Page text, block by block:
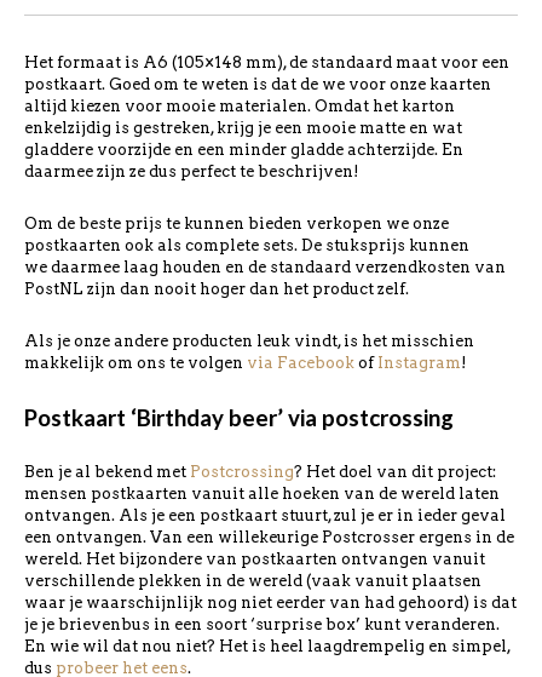
Het formaat is A6 (105×148 mm), de standaard maat voor een
postkaart. Goed om te weten is dat de we voor onze kaarten
altijd kiezen voor mooie materialen. Omdat het karton
enkelzijdig is gestreken, krijg je een mooie matte en wat
gladdere voorzijde en een minder gladde achterzijde. En
daarmee zijn ze dus perfect te beschrijven!
Om de beste prijs te kunnen bieden verkopen we onze
postkaarten ook als complete sets. De stuksprijs kunnen
we daarmee laag houden en de standaard verzendkosten van
PostNL zijn dan nooit hoger dan het product zelf.
Als je onze andere producten leuk vindt, is het misschien
makkelijk om ons te volgen via Facebook of Instagram !
Postkaart ‘Birthday beer’ via postcrossing
Ben je al bekend met Postcrossing? Het doel van dit project:
mensen postkaarten vanuit alle hoeken van de wereld laten
ontvangen. Als je een postkaart stuurt, zul je er in ieder geval
een ontvangen. Van een willekeurige Postcrosser ergens in de
wereld. Het bijzondere van postkaarten ontvangen vanuit
verschillende plekken in de wereld (vaak vanuit plaatsen
waar je waarschijnlijk nog niet eerder van had gehoord) is dat
je je brievenbus in een soort ‘surprise box’ kunt veranderen.
En wie wil dat nou niet? Het is heel laagdrempelig en simpel,
dus probeer het eens.